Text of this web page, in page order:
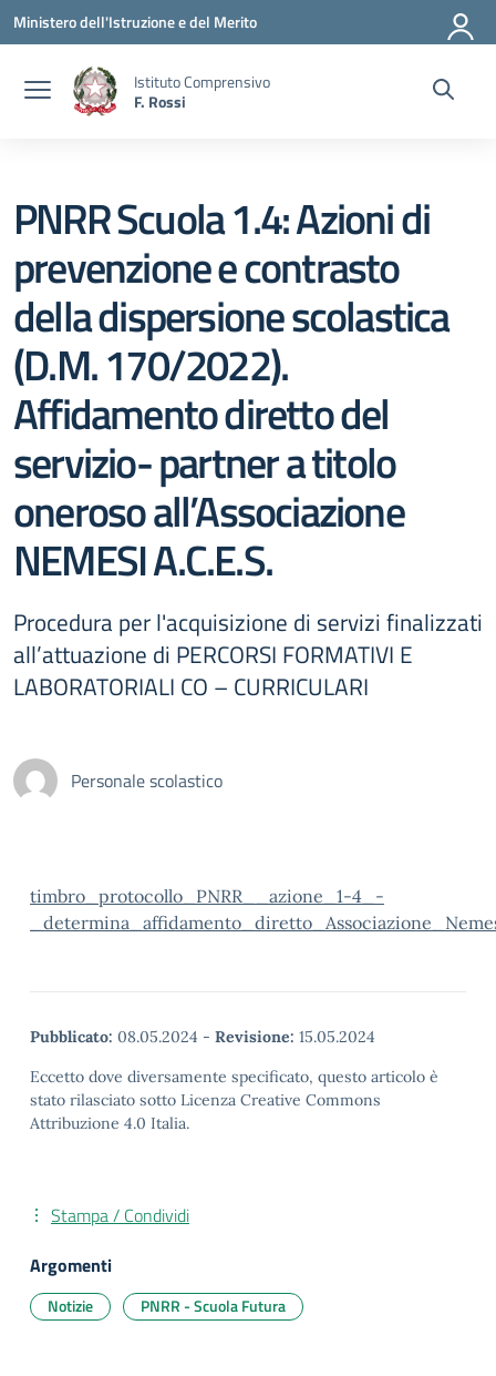
Vai ai contenuti
Vai al menu di navigazione
Vai al footer
Ministero dell'Istruzione e del Merito
Istituto Comprensivo
F. Rossi
PNRR Scuola 1.4: Azioni di
prevenzione e contrasto
della dispersione scolastica
(D.M. 170/2022).
Affidamento diretto del
servizio- partner a titolo
oneroso all’Associazione
NEMESI A.C.E.S.
Procedura per l'acquisizione di servizi finalizzati
all’attuazione di PERCORSI FORMATIVI E
LABORATORIALI CO – CURRICULARI
Personale scolastico
timbro_protocollo_PNRR__azione_1-4_-
Pubblicato: 08.05.2024 - Revisione: 15.05.2024
Eccetto dove diversamente specificato, questo articolo è
stato rilasciato sotto Licenza Creative Commons
Attribuzione 4.0 Italia.
Stampa / Condividi
Argomenti
Notizie PNRR - Scuola Futura